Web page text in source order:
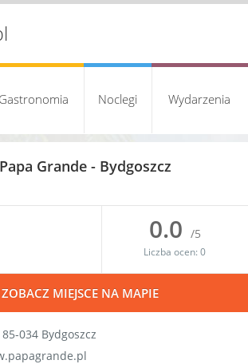
Gastronomia Noclegi Wydarzenia
Grande - Bydgoszcz
0.0 /5
Liczba ocen:0
ZOBACZ MIEJSCE NA MAPIE
85-034 Bydgoszcz